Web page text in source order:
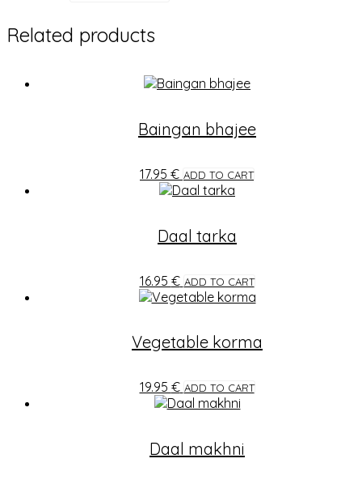
Related products
Baingan bhajee
17.95 € ADD TO CART
Daal tarka
16.95 € ADD TO CART
Vegetable korma
19.95 € ADD TO CART
Daal makhni